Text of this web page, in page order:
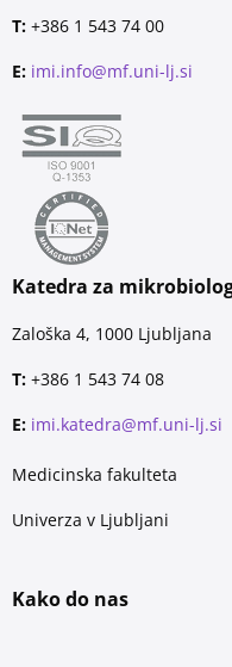
T: +386 1 543 74 00
E: imi.info@mf.uni-lj.si
Katedra za
Zaloška 4, 1000 Ljubljana
T: +386 1 543 74 08
E: imi.katedra@mf.uni-lj.si
Medicinska fakulteta
Univerza v Ljubljani
Kako do nas